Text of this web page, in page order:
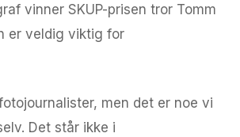
vinner SKUP-prisen tror Tomm
er veldig viktig for
men det er noe vi
Det står ikke i